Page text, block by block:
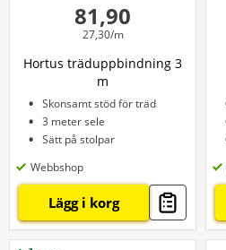
81,90
27,30/m
Hortus träduppbindning 3
m
Skonsamt stöd för träd
3 meter sele
Sätt på stolpar
Webbshop
Lägg i korg